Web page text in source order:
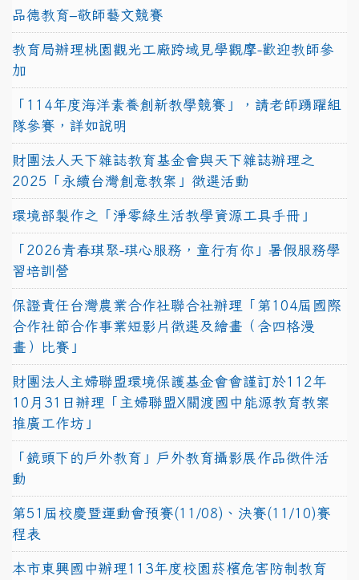
品德教育–敬師藝文競賽
教育局辦理桃園觀光工廠跨域見學觀摩-歡迎教師參
加
「114年度海洋素養創新教學競賽」，請老師踴躍組
隊參賽，詳如說明
財團法人天下雜誌教育基金會與天下雜誌辦理之
2025「永續台灣創意教案」徵選活動
環境部製作之「淨零綠生活教學資源工具手冊」
「2026青春琪聚-琪心服務，童行有你」暑假服務學
習培訓營
保證責任台灣農業合作社聯合社辦理「第104屆國際
合作社節合作事業短影片徵選及繪畫（含四格漫
畫）比賽」
財團法人主婦聯盟環境保護基金會會謹訂於112年
10月31日辦理「主婦聯盟X關渡國中能源教育教案
推廣工作坊」
「鏡頭下的戶外教育」戶外教育攝影展作品徵件活
動
第51屆校慶暨運動會預賽(11/08)、決賽(11/10)賽
程表
本市東興國中辦理113年度校園菸檳危害防制教育